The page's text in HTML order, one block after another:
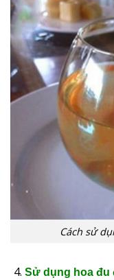
Cách sử
Sử dụng hoa đu